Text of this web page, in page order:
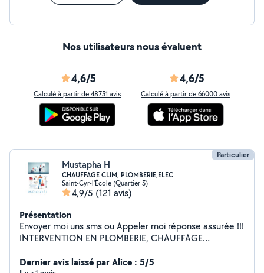
Nos utilisateurs nous évaluent
4,6/5
Calculé à partir de 48731 avis
4,6/5
Calculé à partir de 66000 avis
Particulier
Mustapha H
CHAUFFAGE CLIM, PLOMBERIE,ELEC
Saint-Cyr-l'École (Quartier 3)
4,9/5 (121 avis)
Présentation
Envoyer moi uns sms ou Appeler moi réponse assurée !!!
INTERVENTION EN PLOMBERIE, CHAUFFAGE
AUTO , APPELER MOI OU SMS MEME POUR DES
Dernier avis laissé par Alice : 5/5